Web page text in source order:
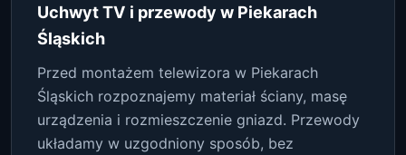
Uchwyt TV i przewody w Piekarach
Śląskich
Przed montażem telewizora w Piekarach
Śląskich rozpoznajemy materiał ściany, masę
urządzenia i rozmieszczenie gniazd. Przewody
układamy w uzgodniony sposób, bez